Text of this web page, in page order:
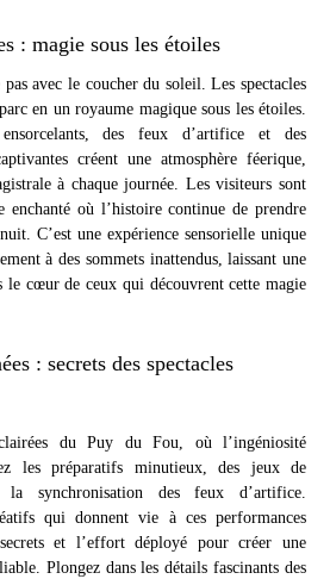
: magie sous les étoiles
avec le coucher du soleil. Les spectacles
en un royaume magique sous les étoiles.
des feux d’artifice et des
créent une atmosphère féerique,
à chaque journée. Les visiteurs sont
enchanté où l’histoire continue de prendre
C’est une expérience sensorielle unique
à des sommets inattendus, laissant une
le cœur de ceux qui découvrent cette magie
: secrets des spectacles
du Puy du Fou, où l’ingéniosité
les préparatifs minutieux, des jeux de
la synchronisation des feux d’artifice.
qui donnent vie à ces performances
et l’effort déployé pour créer une
Plongez dans les détails fascinants des